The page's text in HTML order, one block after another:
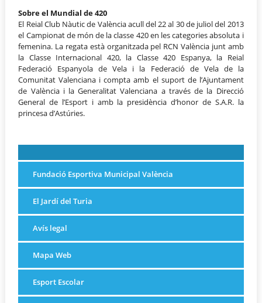
Sobre el Mundial de 420
El Reial Club Nàutic de València acull del 22 al 30 de juliol del 2013
el Campionat de món de la classe 420 en les categories absoluta i
femenina. La regata està organitzada pel RCN València junt amb
la Classe Internacional 420, la Classe 420 Espanya, la Reial
Federació Espanyola de Vela i la Federació de Vela de la
Comunitat Valenciana i compta amb el suport de l’Ajuntament
de València i la Generalitat Valenciana a través de la Direcció
General de l’Esport i amb la presidència d’honor de S.A.R. la
princesa d’Astúries.
Fundació Esportiva Municipal València
El Jardí del Turia
Avís legal
Mapa Web
Esport Escolar